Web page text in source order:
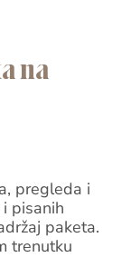
na
pregleda i
pisanih
paketa.
trenutku